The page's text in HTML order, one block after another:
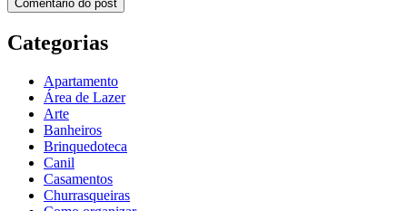
Categorias
Apartamento
Área de Lazer
Arte
Banheiros
Brinquedoteca
Canil
Casamentos
Churrasqueiras